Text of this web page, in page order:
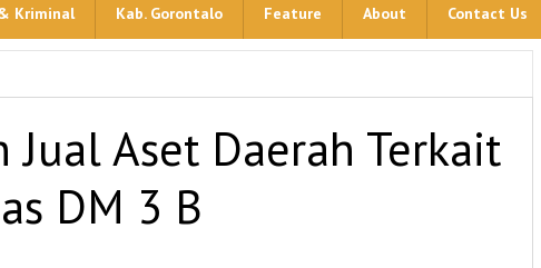
Kriminal Kab. Gorontalo Feature About Contact Us
Jual Aset Daerah Terkait
DM 3 B